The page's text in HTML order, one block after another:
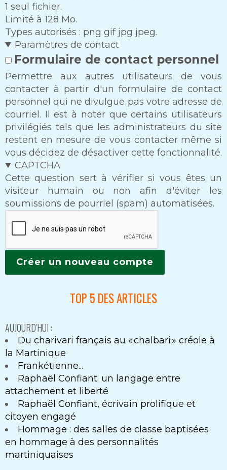
1 seul fichier.
Limité à 128 Mo.
Types autorisés : png gif jpg jpeg.
Paramètres de contact
Formulaire de contact personnel
Permettre aux autres utilisateurs de vous
contacter à partir d'un formulaire de contact
personnel qui ne divulgue pas votre adresse de
courriel. Il est à noter que certains utilisateurs
privilégiés tels que les administrateurs du site
restent en mesure de vous contacter même si
vous décidez de désactiver cette fonctionnalité.
CAPTCHA
Cette question sert à vérifier si vous êtes un
visiteur humain ou non afin d'éviter les
soumissions de pourriel (spam) automatisées.
TOP 5 DES ARTICLES
AUJOURD'HUI :
Du charivari français au « chalbari » créole à
la Martinique
Frankétienne...
Raphaël Confiant: un langage entre
attachement et liberté
Raphaël Confiant, écrivain prolifique et
citoyen engagé
Hommage : des salles de classe baptisées
en hommage à des personnalités
martiniquaises